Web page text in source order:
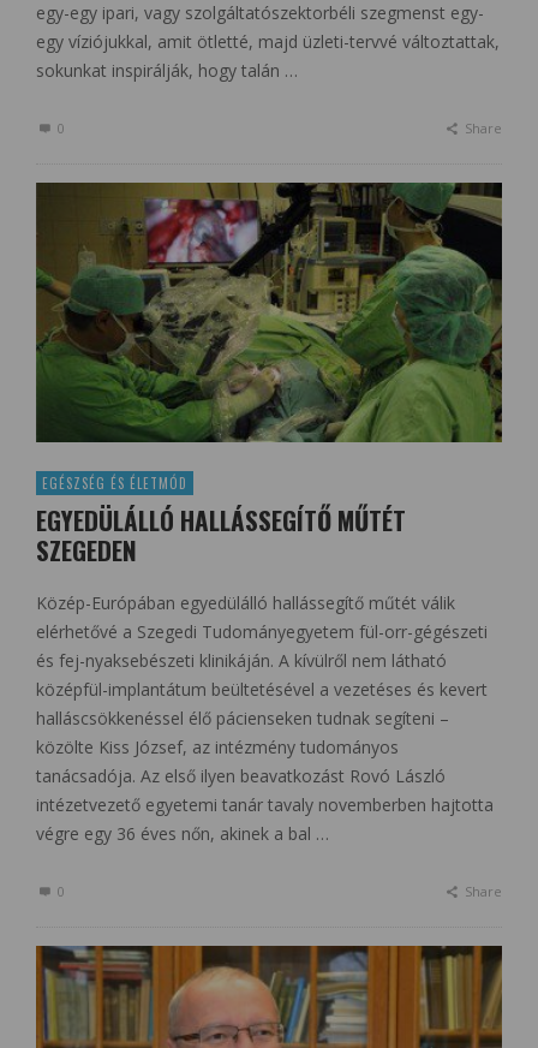
egy-egy ipari, vagy szolgáltatószektorbéli szegmenst egy-
egy víziójukkal, amit ötletté, majd üzleti-tervvé változtattak,
sokunkat inspirálják, hogy talán …
0 Share
EGÉSZSÉG ÉS ÉLETMÓD
EGYEDÜLÁLLÓ HALLÁSSEGÍTŐ MŰTÉT
SZEGEDEN
Közép-Európában egyedülálló hallássegítő műtét válik
elérhetővé a Szegedi Tudományegyetem fül-orr-gégészeti
és fej-nyaksebészeti klinikáján. A kívülről nem látható
középfül-implantátum beültetésével a vezetéses és kevert
halláscsökkenéssel élő pácienseken tudnak segíteni –
közölte Kiss József, az intézmény tudományos
tanácsadója. Az első ilyen beavatkozást Rovó László
intézetvezető egyetemi tanár tavaly novemberben hajtotta
végre egy 36 éves nőn, akinek a bal …
0 Share